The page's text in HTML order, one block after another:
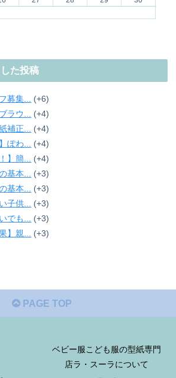
た投稿
募集...
+6
ラウ...
+4
補正...
+4
ぽわ...
+4
】簡...
+4
基本...
+3
基本...
+3
子供...
+3
でも...
+3
】親...
+3
PAGE TOP
ベビー服こども服の型紙専門
店ラ・スーラについて